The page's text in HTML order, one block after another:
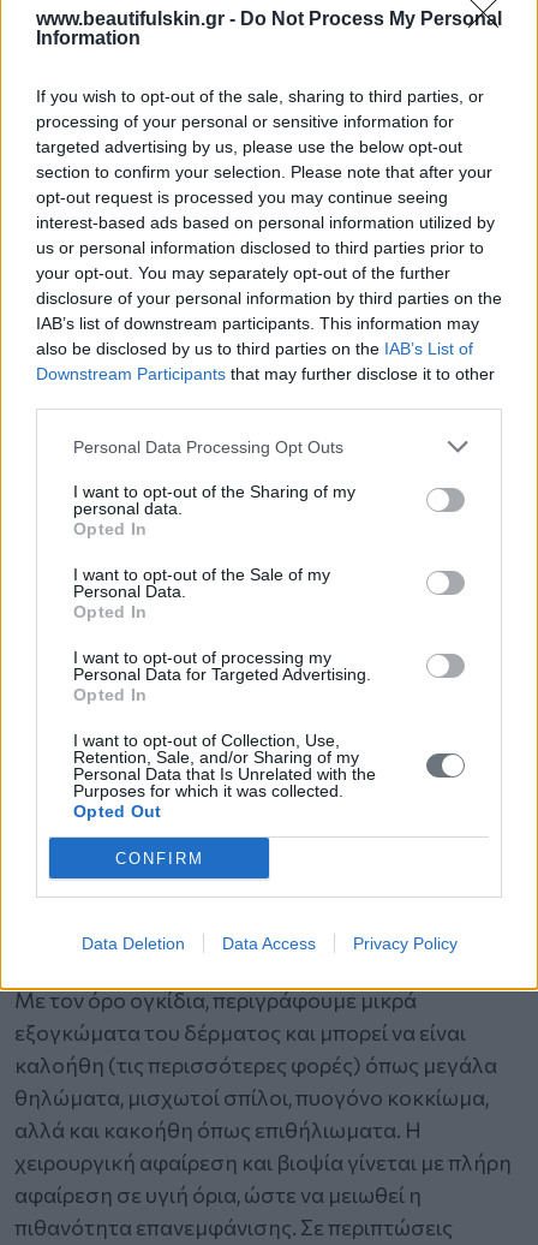
www.beautifulskin.gr - Do Not Process My Personal
Information
If you wish to opt-out of the sale, sharing to third parties, or
processing of your personal or sensitive information for
targeted advertising by us, please use the below opt-out
section to confirm your selection. Please note that after your
opt-out request is processed you may continue seeing
interest-based ads based on personal information utilized by
us or personal information disclosed to third parties prior to
your opt-out. You may separately opt-out of the further
disclosure of your personal information by third parties on the
IAB’s list of downstream participants. This information may
also be disclosed by us to third parties on the IAB’s List of
Downstream Participants that may further disclose it to other
Personal Data Processing Opt Outs
I want to opt-out of the Sharing of my
personal data.
Opted In
I want to opt-out of the Sale of my
Personal Data.
Opted In
I want to opt-out of processing my
Personal Data for Targeted Advertising.
Opted In
I want to opt-out of Collection, Use,
Retention, Sale, and/or Sharing of my
Personal Data that Is Unrelated with the
Purposes for which it was collected.
Opted Out
CONFIRM
Data Deletion Data Access Privacy Policy
σμηγματογόνου κύστης δεν είναι δυνατή μόνο
κατά την εφηβεία, αλλά σε οποιαδήποτε ηλικία και
σε οποιοδήποτε σημείο του σώματος. Συχνότερες
περιοχές εντόπισης είναι το τριχωτό της κεφαλής, ο
αυχένας και τα άκρα. Σε πολλούς ανθρώπους
παρατηρούνται περισσότερες από μία κύστεις.
Κάποιες φορές οι κύστεις, φλεγμαίνουν,
διογκώνονται και πονάνε, ενώ για την
αντιμετώπιση της φλεγμονής, συχνά απαιτείται
αντιβιοτική αγωγή με χάπια. Η κύστη μετά τη
φλεγμονή παραμένει μέσα στο δέρμα σαν
Οι κύστεις προτείνουμε να αφαιρούνται ειδικά εάν
είναι μεγάλες, διότι είναι πιθανή η μόλυνσή τους, με
συνέπεια τη δημιουργία αποστήματος. Η αφαίρεση
της σμηγματογόνου κύστης θα πρέπει να
πραγματοποιείται (υπό τοπική αναισθησία) ριζικά
μην υποτροπιάσει στο μέλλον. Η απλή
παρακέντηση ή πίεση της κύστης για έξοδο του
σμήγματος είναι λανθασμένη, διότι με τον τρόπο
αυτό η κύστη στο μέλλον θα επανεμφανιστεί, αφού
η κάψα (περίβλημα) παραμένει στον οργανισμό,
ενώ υφίσταται επιπλέον η πιθανότητα εισόδου
μικροβίων στην κύστη, με επακόλουθη μόλυνσή
της και τη δημιουργία αποστήματος.
Αφαίρεση ογκιδίων
Με τον όρο ογκίδια, περιγράφουμε μικρά
εξογκώματα του δέρματος και μπορεί να είναι
καλοήθη (τις περισσότερες φορές) όπως μεγάλα
θηλώματα, μισχωτοί σπίλοι, πυογόνο κοκκίωμα,
αλλά και κακοήθη όπως επιθήλιωματα. Η
χειρουργική αφαίρεση και βιοψία γίνεται με πλήρη
αφαίρεση σε υγιή όρια, ώστε να μειωθεί η
πιθανότητα επανεμφάνισης. Σε περιπτώσεις